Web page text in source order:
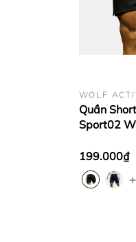
WOLF
Quần
Sport02
Cấp, Co
199.000₫